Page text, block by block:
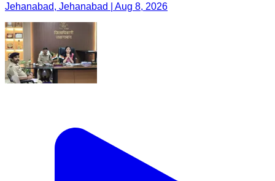
Jehanabad, Jehanabad | Aug 8, 2026